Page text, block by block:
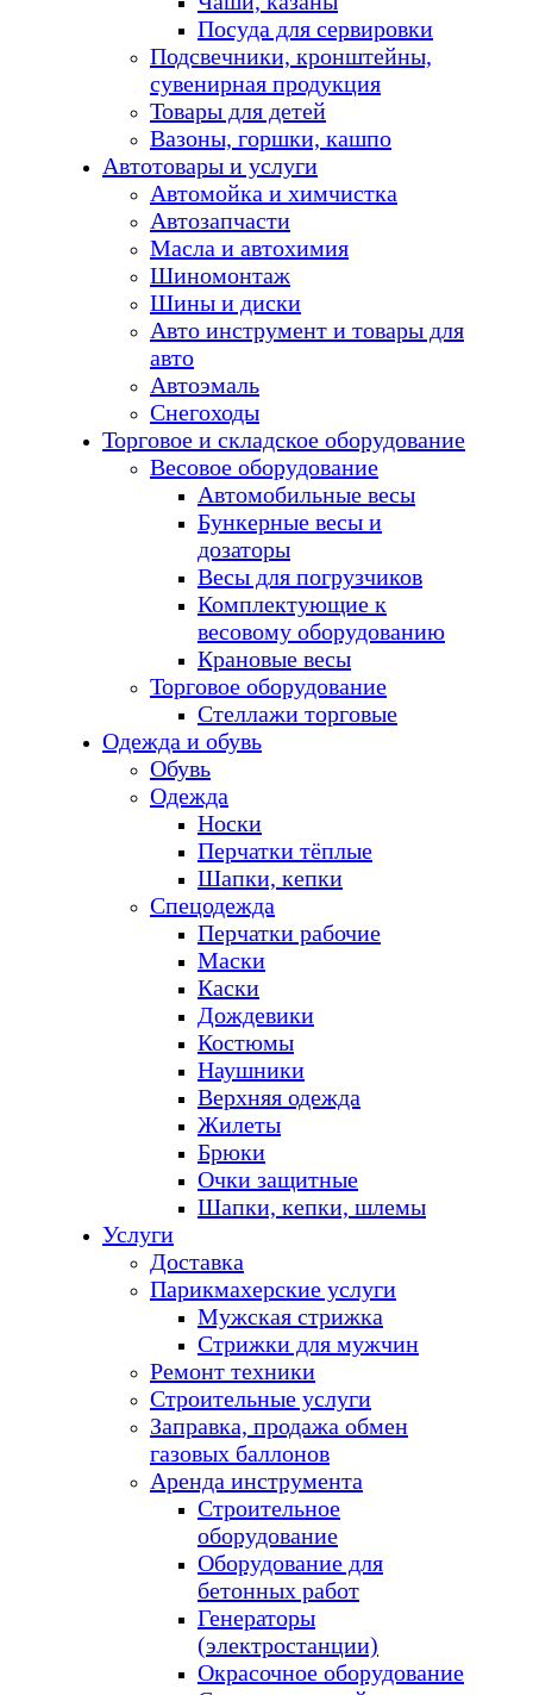
Посуда для сервировки
Подсвечники, кронштейны,
сувенирная продукция
Товары для детей
Вазоны, горшки, кашпо
Автотовары и услуги
Автомойка и химчистка
Автозапчасти
Масла и автохимия
Шиномонтаж
Шины и диски
Авто инструмент и товары для
авто
Автоэмаль
Снегоходы
Торговое и складское оборудование
Весовое оборудование
Автомобильные весы
Бункерные весы и
дозаторы
Весы для погрузчиков
Комплектующие к
весовому оборудованию
Крановые весы
Торговое оборудование
Стеллажи торговые
Одежда и обувь
Обувь
Одежда
Носки
Перчатки тёплые
Шапки, кепки
Спецодежда
Перчатки рабочие
Маски
Каски
Дождевики
Костюмы
Наушники
Верхняя одежда
Жилеты
Брюки
Очки защитные
Шапки, кепки, шлемы
Услуги
Доставка
Парикмахерские услуги
Мужская стрижка
Стрижки для мужчин
Ремонт техники
Строительные услуги
Заправка, продажа обмен
газовых баллонов
Аренда инструмента
Строительное
оборудование
Оборудование для
бетонных работ
Генераторы
(электростанции)
Окрасочное оборудование